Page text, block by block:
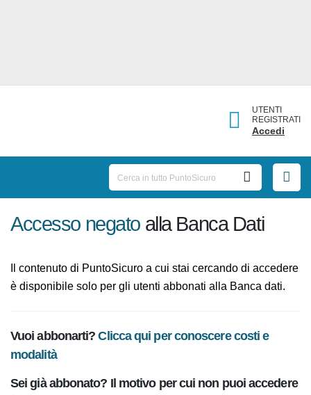
UTENTI
REGISTRATI
Accedi
Accesso negato alla Banca Dati
Il contenuto di PuntoSicuro a cui stai cercando di
accedere è disponibile solo per gli utenti abbonati alla
Vuoi abbonarti?
modalità